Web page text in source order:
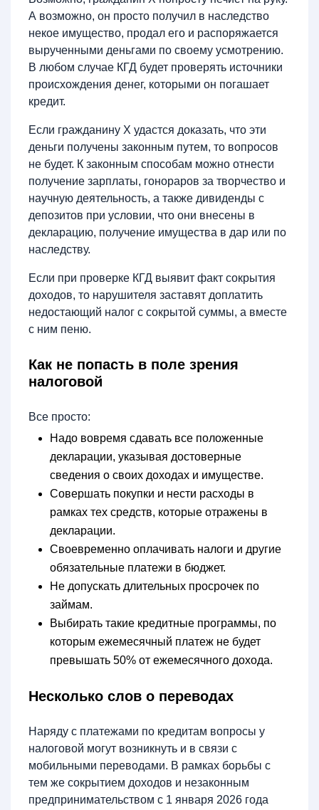
А возможно, он просто получил в наследство
некое имущество, продал его и распоряжается
вырученными деньгами по своему усмотрению.
В любом случае КГД будет проверять источники
происхождения денег, которыми он погашает
кредит.
Если гражданину Х удастся доказать, что эти
деньги получены законным путем, то вопросов
не будет. К законным способам можно отнести
получение зарплаты, гонораров за творчество и
научную деятельность, а также дивиденды с
депозитов при условии, что они внесены в
декларацию, получение имущества в дар или по
наследству.
Если при проверке КГД выявит факт сокрытия
доходов, то нарушителя заставят доплатить
недостающий налог с сокрытой суммы, а вместе
с ним пеню.
Как не попасть в поле зрения
налоговой
Все просто:
Надо вовремя сдавать все положенные
декларации, указывая достоверные
сведения о своих доходах и имуществе.
Совершать покупки и нести расходы в
рамках тех средств, которые отражены в
декларации.
Своевременно оплачивать налоги и другие
обязательные платежи в бюджет.
Не допускать длительных просрочек по
займам.
Выбирать такие кредитные программы, по
которым ежемесячный платеж не будет
превышать 50% от ежемесячного дохода.
Несколько слов о переводах
Наряду с платежами по кредитам вопросы у
налоговой могут возникнуть и в связи с
мобильными переводами. В рамках борьбы с
тем же сокрытием доходов и незаконным
предпринимательством с 1 января 2026 года